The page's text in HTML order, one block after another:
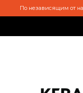
По независящим от